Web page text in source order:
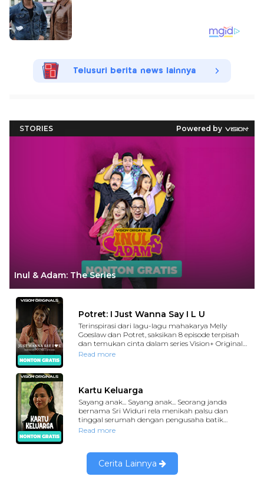
Telusuri berita news lainnya